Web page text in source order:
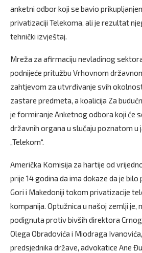
anketni odbor koji se bavio
privatizaciji Telekoma, ali je rezultat
tehnički izvještaj.
Mreža za afirmaciju nevladinog
podnijeće pritužbu Vrhovnom
zahtjevom za utvrđivanje svih
zastare predmeta, a koalicija Za
je formiranje Anketnog odbora koji će
državnih organa u slučaju poznatom u
„Telekom“.
Američka Komisija za hartije od
prije 14 godina da ima dokaze da je bilo
Gori i Makedoniji tokom privatizacije
kompanija. Optužnica u našoj zemlji je,
podignuta protiv bivših direktora
Olega Obradovića i Miodraga
predsjednika države, advokatice Ane